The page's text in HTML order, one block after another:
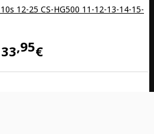
12-25 CS-HG500 11-12-13-14-15-
33 95€